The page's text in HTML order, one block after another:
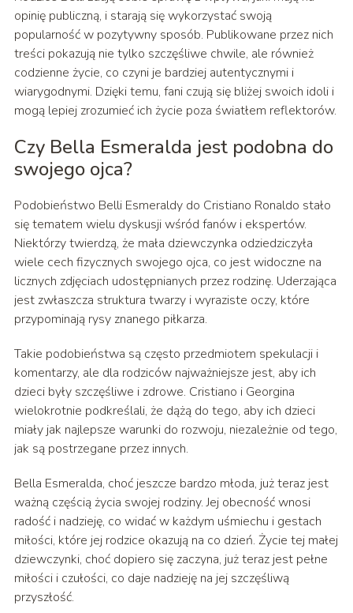
opinię publiczną, i starają się wykorzystać swoją
popularność w pozytywny sposób. Publikowane przez nich
treści pokazują nie tylko szczęśliwe chwile, ale również
codzienne życie, co czyni je bardziej autentycznymi i
wiarygodnymi. Dzięki temu, fani czują się bliżej swoich idoli i
mogą lepiej zrozumieć ich życie poza światłem reflektorów.
Czy Bella Esmeralda jest podobna do
swojego ojca?
Podobieństwo Belli Esmeraldy do Cristiano Ronaldo stało
się tematem wielu dyskusji wśród fanów i ekspertów.
Niektórzy twierdzą, że mała dziewczynka odziedziczyła
wiele cech fizycznych swojego ojca, co jest widoczne na
licznych zdjęciach udostępnianych przez rodzinę. Uderzająca
jest zwłaszcza struktura twarzy i wyraziste oczy, które
przypominają rysy znanego piłkarza.
Takie podobieństwa są często przedmiotem spekulacji i
komentarzy, ale dla rodziców najważniejsze jest, aby ich
dzieci były szczęśliwe i zdrowe. Cristiano i Georgina
wielokrotnie podkreślali, że dążą do tego, aby ich dzieci
miały jak najlepsze warunki do rozwoju, niezależnie od tego,
jak są postrzegane przez innych.
Bella Esmeralda, choć jeszcze bardzo młoda, już teraz jest
ważną częścią życia swojej rodziny. Jej obecność wnosi
radość i nadzieję, co widać w każdym uśmiechu i gestach
miłości, które jej rodzice okazują na co dzień. Życie tej małej
dziewczynki, choć dopiero się zaczyna, już teraz jest pełne
miłości i czułości, co daje nadzieję na jej szczęśliwą
przyszłość.